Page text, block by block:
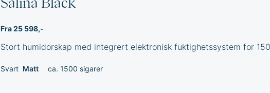
Fra 25 598,-
Stort humidorskap med integrert elektronisk fuktighetssystem for
Svart Matt ca. 1500 sigarer